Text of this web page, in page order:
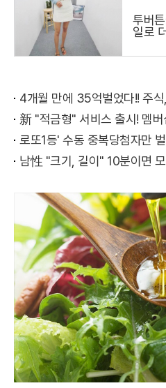
투버
일로
4개월 만에 35억벌었다!! 주
新 "적금형" 서비스 출시! 멤버십만 가입해도
로또1등' 수동 중복당첨자만
남性 "크기, 길이" 10분이면